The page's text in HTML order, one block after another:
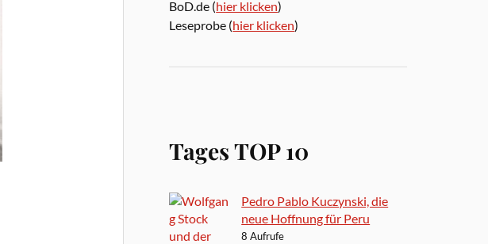
BoD.de (hier klicken)
Leseprobe (hier klicken)
Tages TOP 10
Pedro Pablo Kuczynski, die
neue Hoffnung für Peru
8 Aufrufe